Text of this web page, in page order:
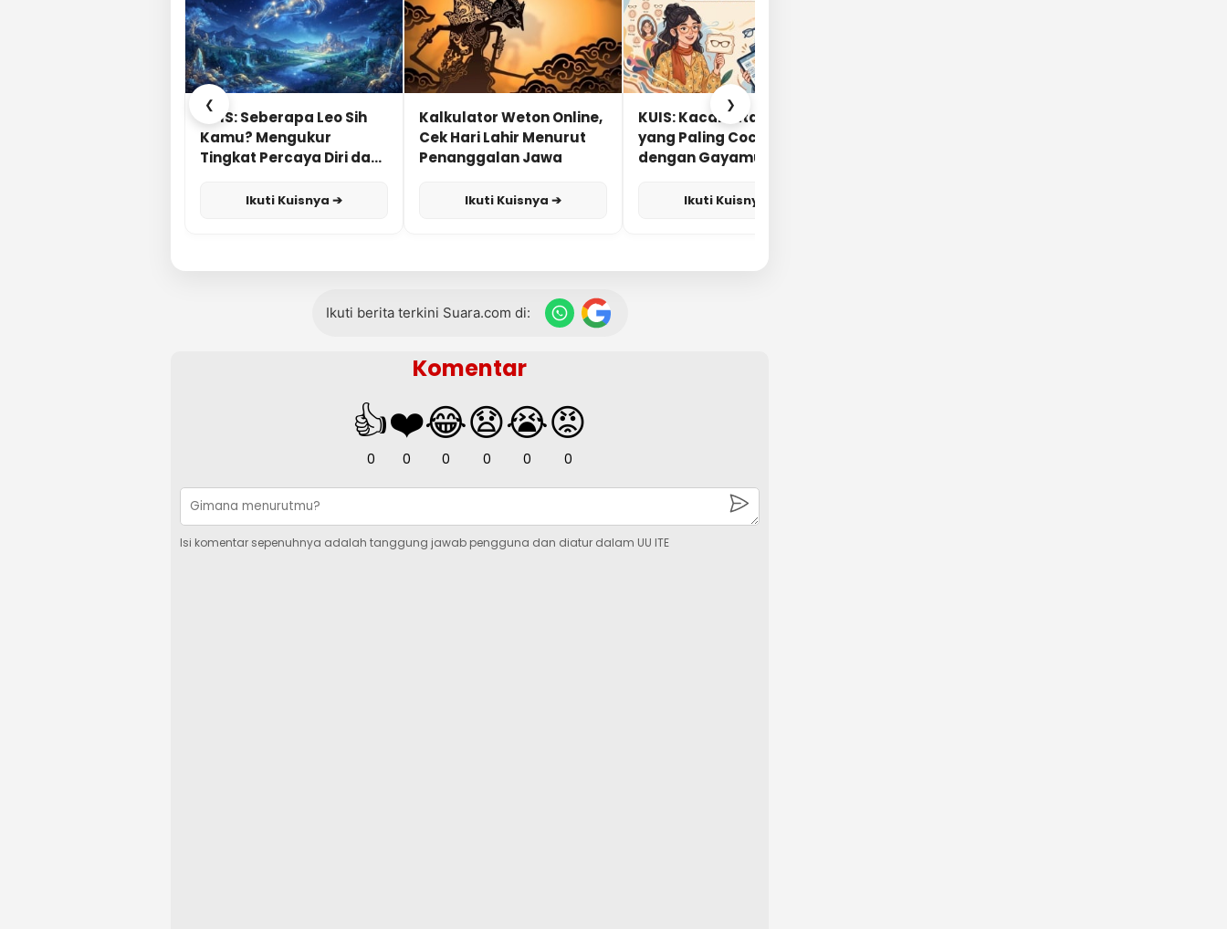
❮
KUIS: Seberapa Leo Sih
Kamu? Mengukur
Tingkat Percaya Diri dan
Ikuti Kuisnya ➔
Kalkulator Weton Online,
Cek Hari Lahir Menurut
Penanggalan Jawa
Ikuti Kuisnya ➔
KUIS: Kacamata Apa
yang Paling Cocok
dengan Gayamu?
Ikuti Kuisnya ➔
❯
Ikuti berita terkini Suara.com di:
Komentar
👍
0
❤️
0
😂
0
😧
0
😭
0
😡
0
Isi komentar sepenuhnya adalah tanggung jawab pengguna dan diatur dalam UU ITE